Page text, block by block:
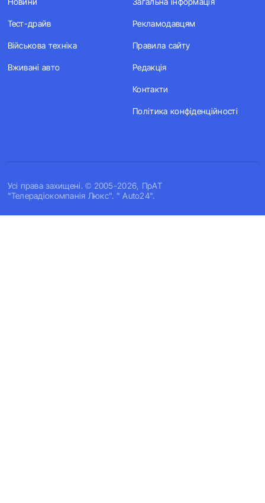
Усi права захищенi. © 2005-2026, ПрАТ
"Телерадіокомпанія Люкс". " Auto24".
Тест-драйв
Військова техніка
Вживані авто
Рекламодавцям
Правила сайту
Редакція
Контакти
Політика конфіденційності